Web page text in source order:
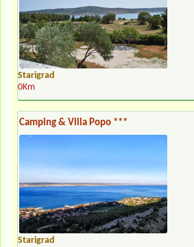
Starigrad
0Km
Camping & Villa Popo ***
Starigrad